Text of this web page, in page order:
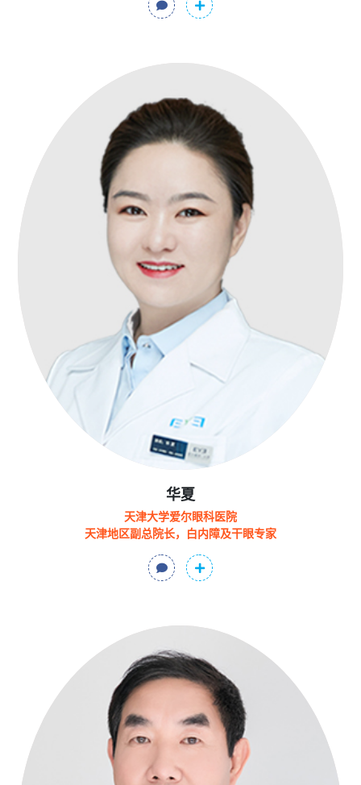
华夏
天津大学爱尔眼科医院
天津地区副总院长，白内障及干眼专家